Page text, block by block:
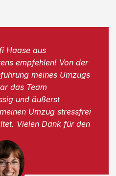
Haase aus
empfehlen! Von der
meines Umzugs
das Team
und äußerst
Umzug stressfrei
Vielen Dank für den